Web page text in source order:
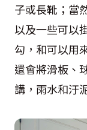
子或長靴；當
以及一些可以
勾，和可以用
還會將滑板、
講，雨水和汙